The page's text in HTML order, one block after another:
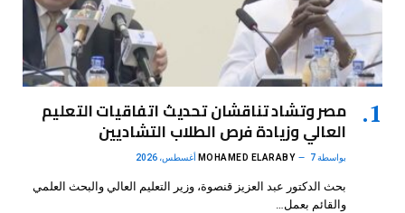
مصر وتشاد تناقشان تحديث اتفاقيات التعليم
العالي وزيادة فرص الطلاب التشاديين
بواسطة MOHAMED ELARABY 7 أغسطس، 2026
بحث الدكتور عبد العزيز قنصوة، وزير التعليم العالي والبحث العلمي
والقائم بعمل…